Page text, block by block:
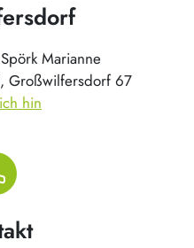
Marianne
Großwilfersdorf 67
hin